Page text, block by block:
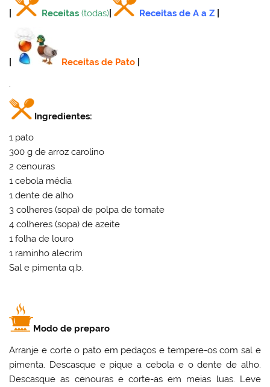
Receitas (todas) Receitas de A a Z
Receitas de Pato
.
Ingredientes:
1 pato
300 g de arroz carolino
2 cenouras
1 cebola média
1 dente de alho
3 colheres (sopa) de polpa de tomate
4 colheres (sopa) de azeite
1 folha de louro
1 raminho alecrim
Sal e pimenta q.b.
Modo de preparo
Arranje e corte o pato em pedaços e tempere-os com sal e
pimenta. Descasque e pique a cebola e o dente de alho.
Descasque as cenouras e corte-as em meias luas. Leve